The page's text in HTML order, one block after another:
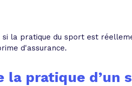
la pratique du sport est
d'assurance.
la pratique d’un